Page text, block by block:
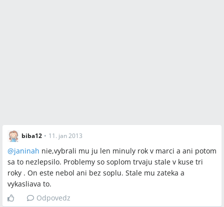
biba12 • 11. jan 2013
@janinah nie,vybrali mu ju len minuly rok v marci a ani potom
sa to nezlepsilo. Problemy so soplom trvaju stale v kuse tri
roky . On este nebol ani bez soplu. Stale mu zateka a
vykasliava to.
Odpovedz